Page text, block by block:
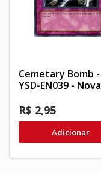
Cemetary Bomb -
YSD-EN039 - Nova
R$ 2,95
Adicionar